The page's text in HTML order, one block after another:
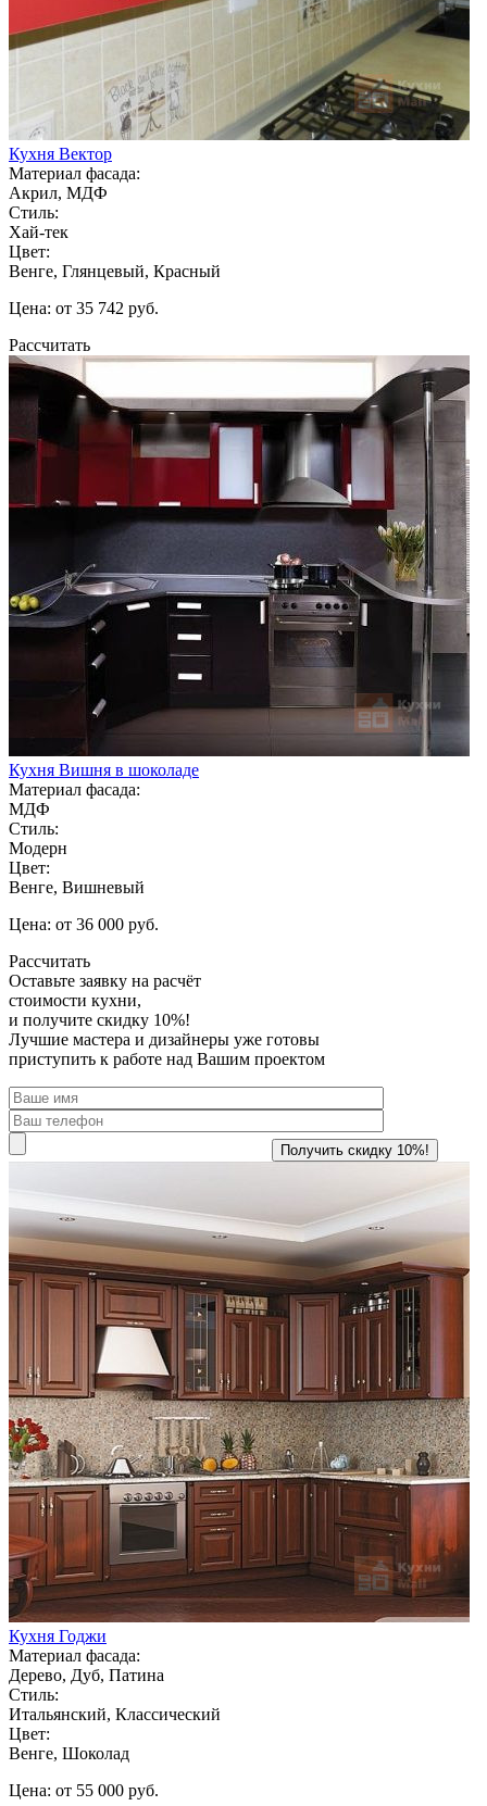
Кухня Вектор
Материал фасада:
Акрил, МДФ
Стиль:
Хай-тек
Цвет:
Венге, Глянцевый, Красный
Цена: от 35 742 руб.
Рассчитать
Кухня Вишня в шоколаде
Материал фасада:
МДФ
Стиль:
Модерн
Цвет:
Венге, Вишневый
Цена: от 36 000 руб.
Рассчитать
Оставьте заявку на расчёт
стоимости кухни,
и получите скидку 10%!
Лучшие мастера и дизайнеры уже готовы
приступить к работе над Вашим проектом
Кухня Годжи
Материал фасада:
Дерево, Дуб, Патина
Стиль:
Итальянский, Классический
Цвет:
Венге, Шоколад
Цена: от 55 000 руб.